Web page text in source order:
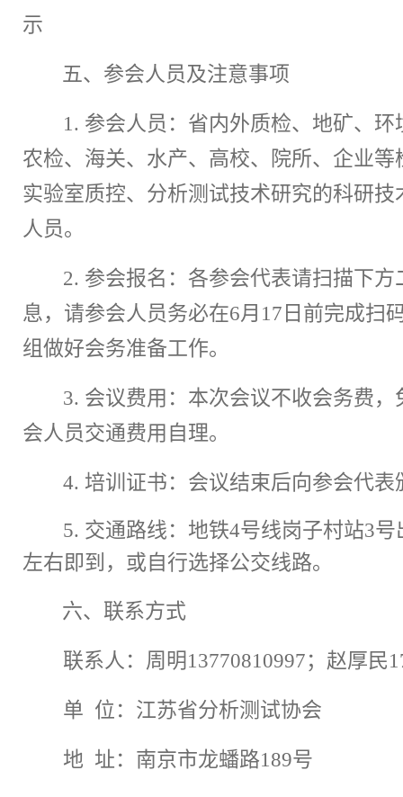
示
五、参会人员及注意事项
1. 参会人员： 省内外质检、 地矿、 环
农检、 海关、水产、高校、院所、企业等
实验室质控、分析测试技术研究的科研技
人员。
2. 参会报名： 各参会代表请扫描下
息，请参会人员务必在6月 17 日前完成扫
组做好会务准备工作。
3. 会议费用： 本次会议不收会务费，
会人员交通费用 自理。
4. 培训证书： 会议结束后向参会代表
5. 交通路线： 地铁4号线岗子村站3号
左右即到 ，或自行选择公交线路。
六、联系方式
联系人： 周明 13770810997 ； 赵厚民
单 位： 江苏省分析测试协会
地 址：南京市龙蟠路189号